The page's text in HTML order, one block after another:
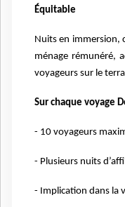
Équitable
Nuits en immersion,
ménage rémunéré,
voyageurs sur le
Sur chaque voyage
- 10 voyageurs
- Plusieurs nuits
- Implication dans la